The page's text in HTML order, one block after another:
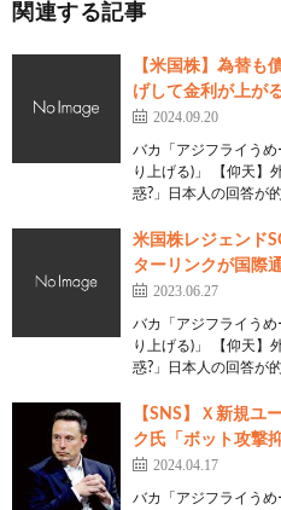
関連する記事
【米国株】為替も
げして金利が上が
2024.09.20
バカ「アジフライう
り上げる)」 【仰天】
惑?」日本人の回答が
米国株レジェンド
ターリンクが国際
2023.06.27
バカ「アジフライう
り上げる)」 【仰天】
惑?」日本人の回答が
【SNS】Ｘ新規ユ
ク氏「ボット攻撃
2024.04.17
バカ「アジフライう